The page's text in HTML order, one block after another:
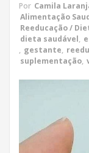
Por Camila
Alimentação
Reeducação /
dieta saudável,
, gestante,
suplementação,